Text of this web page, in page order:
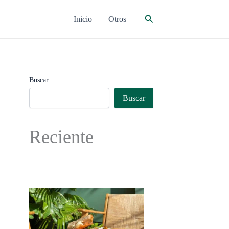
Inicio Otros Buscar
Buscar
Buscar
Reciente